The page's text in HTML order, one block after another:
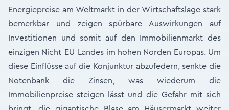
Energiepreise am Weltmarkt in der Wirtschaftslage stark
bemerkbar und zeigen spürbare Auswirkungen auf
Investitionen und somit auf den Immobilienmarkt des
einzigen Nicht-EU-Landes im hohen Norden Europas. Um
diese Einflüsse auf die Konjunktur abzufedern, senkte die
Notenbank die Zinsen, was wiederum die
Immobilienpreise steigen lässt und die Gefahr mit sich